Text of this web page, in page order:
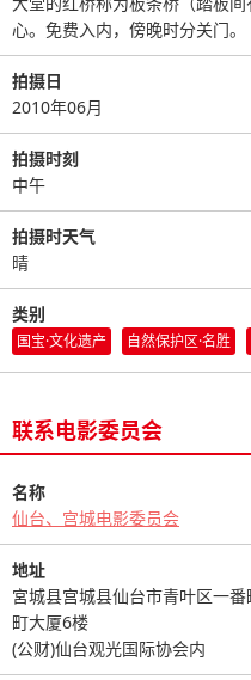
心。免费入内，傍晚时分关门。
拍摄日
2010年06月
拍摄时刻
中午
拍摄时天气
晴
类别
国宝·文化遗产 自然保护区·名胜
联系电影委员会
名称
仙台、宫城电影委员会
地址
宮城县宫城县仙台市青叶区一
町大厦6楼
(公财)仙台观光国际协会内